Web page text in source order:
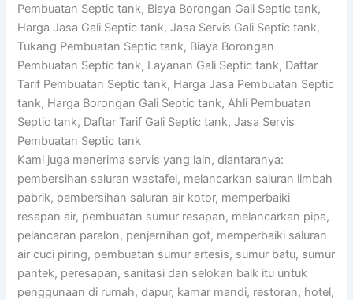
Pembuatan Septic tank, Biaya Borongan Gali Septic tank,
Harga Jasa Gali Septic tank, Jasa Servis Gali Septic tank,
Tukang Pembuatan Septic tank, Biaya Borongan
Pembuatan Septic tank, Layanan Gali Septic tank, Daftar
Tarif Pembuatan Septic tank, Harga Jasa Pembuatan Septic
tank, Harga Borongan Gali Septic tank, Ahli Pembuatan
Septic tank, Daftar Tarif Gali Septic tank, Jasa Servis
Pembuatan Septic tank
Kami juga menerima servis yang lain, diantaranya:
pembersihan saluran wastafel, melancarkan saluran limbah
pabrik, pembersihan saluran air kotor, memperbaiki
resapan air, pembuatan sumur resapan, melancarkan pipa,
pelancaran paralon, penjernihan got, memperbaiki saluran
air cuci piring, pembuatan sumur artesis, sumur batu, sumur
pantek, peresapan, sanitasi dan selokan baik itu untuk
penggunaan di rumah, dapur, kamar mandi, restoran, hotel,